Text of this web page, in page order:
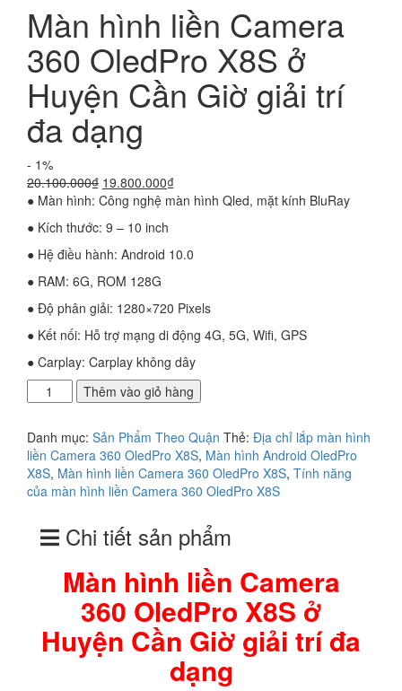
Màn hình liền Camera
360 OledPro X8S ở
Huyện Cần Giờ giải trí
đa dạng
- 1%
20.100.000₫ Giá
gốc
20.100.000₫.
19.800.000₫Giá
hiện
19.800.000₫.
● Màn hình: Công nghệ màn hình Qled, mặt kính BluRay
● Kích thước: 9 – 10 inch
● Hệ điều hành: Android 10.0
● RAM: 6G, ROM 128G
● Độ phân giải: 1280×720 Pixels
● Kết nối: Hỗ trợ mạng di động 4G, 5G, Wifi, GPS
● Carplay: Carplay không dây
Màn
hình
Camera
360
OledPro
X8S
Huyện
Cần
dạng
Thêm vào giỏ hàng
Danh mục: Sản Phẩm Theo Quận Thẻ: Địa chỉ lắp màn hình
liền Camera 360 OledPro X8S, Màn hình Android OledPro
X8S, Màn hình liền Camera 360 OledPro X8S, Tính năng
của màn hình liền Camera 360 OledPro X8S
Chi tiết sản phẩm
Màn hình liền Camera
360 OledPro X8S ở
Huyện Cần Giờ giải trí đa
dạng